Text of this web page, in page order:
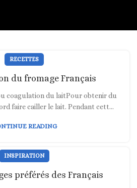
RECETTES
du fromage Français
coagulation du laitPour obtenir du
faire cailler le lait. Pendant cett...
READING
INSPIRATION
préférés des Français